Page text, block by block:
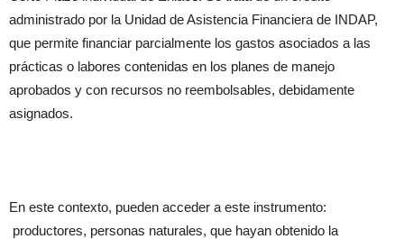
administrado por la Unidad de Asistencia Financiera de INDAP,
que permite financiar parcialmente los gastos asociados a las
prácticas o labores contenidas en los planes de manejo
aprobados y con recursos no reembolsables, debidamente
asignados.
En este contexto, pueden acceder a este instrumento:
productores, personas naturales, que hayan obtenido la